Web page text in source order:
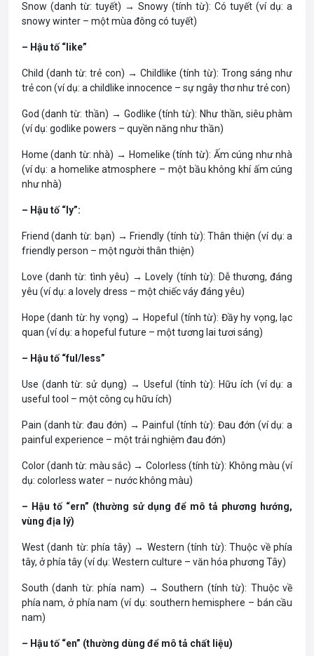
Snow (danh từ: tuyết) → Snowy (tính từ): Có tuyết (ví dụ: a
snowy winter – một mùa đông có tuyết)
– Hậu tố “like”
Child (danh từ: trẻ con) → Childlike (tính từ): Trong sáng như
trẻ con (ví dụ: a childlike innocence – sự ngây thơ như trẻ con)
God (danh từ: thần) → Godlike (tính từ): Như thần, siêu phàm
(ví dụ: godlike powers – quyền năng như thần)
Home (danh từ: nhà) → Homelike (tính từ): Ấm cúng như nhà
(ví dụ: a homelike atmosphere – một bầu không khí ấm cúng
như nhà)
– Hậu tố “ly”:
Friend (danh từ: bạn) → Friendly (tính từ): Thân thiện (ví dụ: a
friendly person – một người thân thiện)
Love (danh từ: tình yêu) → Lovely (tính từ): Dễ thương, đáng
yêu (ví dụ: a lovely dress – một chiếc váy đáng yêu)
Hope (danh từ: hy vọng) → Hopeful (tính từ): Đầy hy vọng, lạc
quan (ví dụ: a hopeful future – một tương lai tươi sáng)
– Hậu tố “ful/less”
Use (danh từ: sử dụng) → Useful (tính từ): Hữu ích (ví dụ: a
useful tool – một công cụ hữu ích)
Pain (danh từ: đau đớn) → Painful (tính từ): Đau đớn (ví dụ: a
painful experience – một trải nghiệm đau đớn)
Color (danh từ: màu sắc) → Colorless (tính từ): Không màu (ví
dụ: colorless water – nước không màu)
– Hậu tố “ern” (thường sử dụng để mô tả phương hướng,
vùng địa lý)
West (danh từ: phía tây) → Western (tính từ): Thuộc về phía
tây, ở phía tây (ví dụ: Western culture – văn hóa phương Tây)
South (danh từ: phía nam) → Southern (tính từ): Thuộc về
phía nam, ở phía nam (ví dụ: southern hemisphere – bán cầu
nam)
– Hậu tố “en” (thường dùng để mô tả chất liệu)